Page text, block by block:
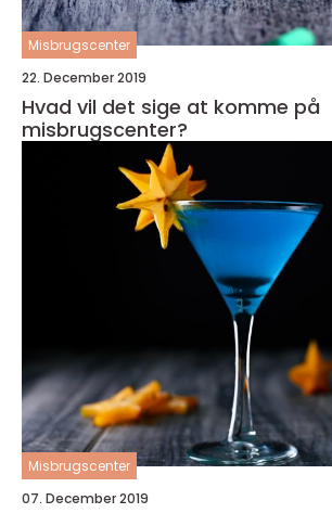
Misbrugscenter
22. December 2019
Hvad vil det sige at komme på
misbrugscenter?
Misbrugscenter
07. December 2019